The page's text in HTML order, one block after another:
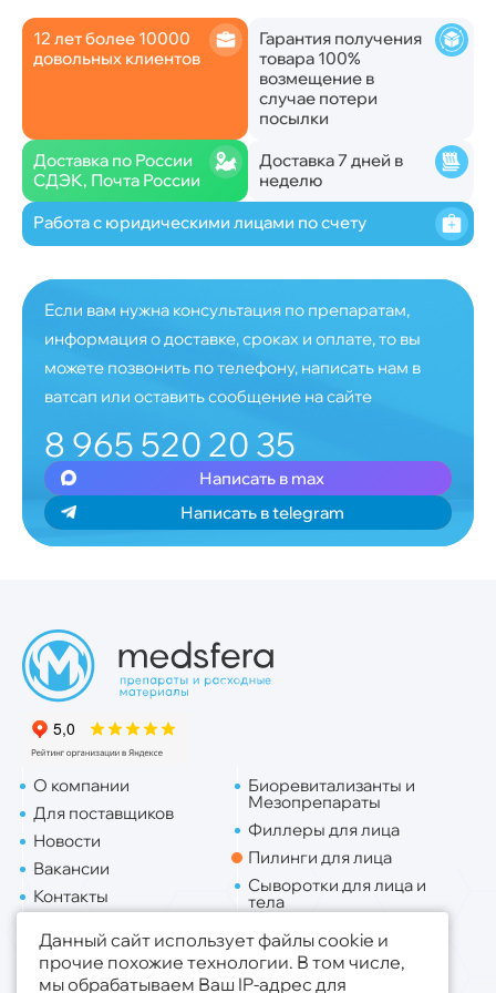
12 лет более 10000
довольных клиентов
Гарантия получения
товара 100%
возмещение в
случае потери
посылки
Доставка по России
СДЭК, Почта России
Доставка 7 дней в
неделю
Работа с юридическими лицами по счету
Если вам нужна консультация по препаратам,
информация о доставке, сроках и оплате, то вы
можете позвонить по телефону, написать нам в
ватсап или оставить сообщение на сайте
8 965 520 20 35
Написать в max
Написать в telegram
О компании
Для поставщиков
Новости
Вакансии
Контакты
Биоревитализанты и
Мезопрепараты
Филлеры для лица
Пилинги для лица
Сыворотки для лица и
тела
Липо. для лица
Липо. для тела
Публичная оферта
Данный сайт использует файлы cookie и
прочие похожие технологии. В том числе,
мы обрабатываем Ваш IP-адрес для